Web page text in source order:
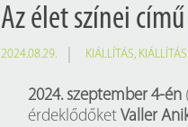
Az élet színei
2024.08.29. KIÁLLÍTÁS,
2024. szeptember 4-én
érdeklődőketValler